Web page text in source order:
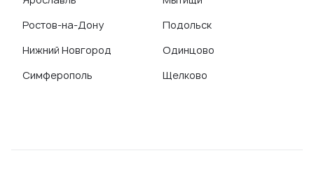
Ростов-на-Дону
Нижний Новгород
Симферополь
Подольск
Одинцово
Щелково